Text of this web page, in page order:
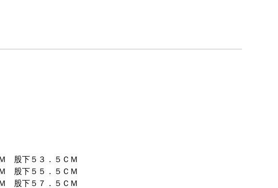
股下５３．５ＣＭ
股下５５．５ＣＭ
股下５７．５ＣＭ